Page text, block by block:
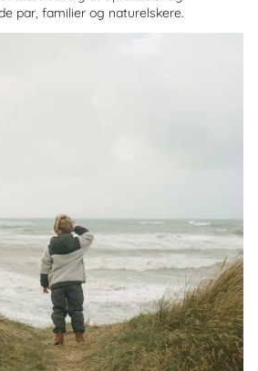
par, familier og naturelskere.